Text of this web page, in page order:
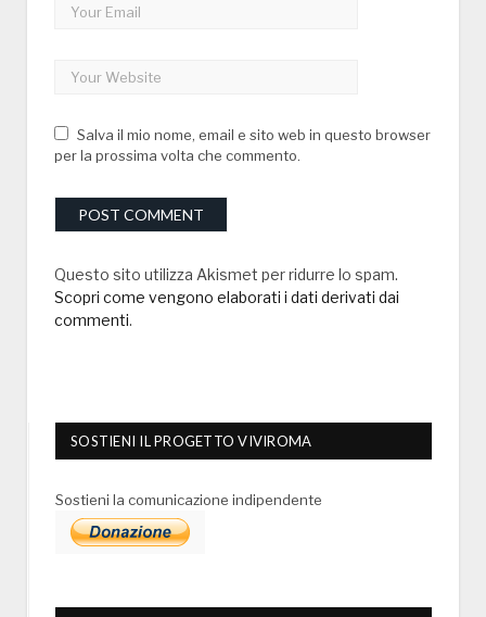
Salva il mio nome, email e sito web in questo browser
per la prossima volta che commento.
Questo sito utilizza Akismet per ridurre lo spam.
Scopri come vengono elaborati i dati derivati dai
commenti.
SOSTIENI IL PROGETTO VIVIROMA
Sostieni la comunicazione indipendente